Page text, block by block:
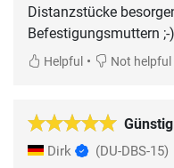
Distanzstücke
Befestigungsmuttern ;-
Helpful • Not helpful
Dirk (DU-DBS-15)